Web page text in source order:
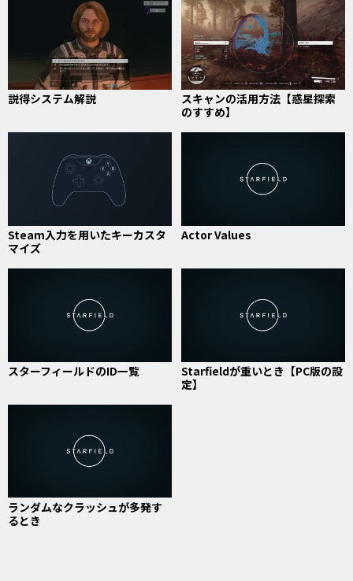
説得システム解説
スキャンの活用方法【惑星探索
のすすめ】
Steam入力を用いたキーカスタ
マイズ
Actor Values
スターフィールドのID一覧
Starfieldが重いとき【PC版の設
定】
ランダムなクラッシュが多発す
るとき